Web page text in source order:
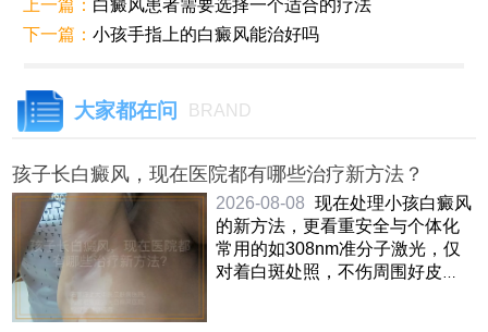
上一篇： 白癜风患者需要选择一个适合的疗法
下一篇：小孩手指上的白癜风能治好吗
大家都在问 BRAND
孩子长白癜风，现在医院都有哪些治疗新方法？
2026-08-08 现在处理小孩白癜风
的新方法，更看重安全与个体化
常用的如308nm准分子激光，仅
对着白斑处照，不伤周围好皮